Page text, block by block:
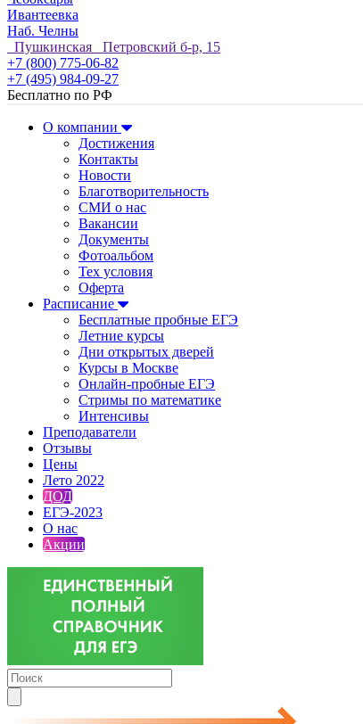
Ивантеевка
Наб. Челны
Пушкинская Петровский б-р, 15
+7 (800) 775-06-82
+7 (495) 984-09-27
Бесплатно по РФ
О компании
Достижения
Контакты
Новости
Благотворительность
СМИ о нас
Вакансии
Документы
Фотоальбом
Тех условия
Оферта
Расписание
Бесплатные пробные ЕГЭ
Летние курсы
Дни открытых дверей
Курсы в Москве
Онлайн-пробные ЕГЭ
Стримы по математике
Интенсивы
Преподаватели
Отзывы
Цены
Лето 2022
ДОД
ЕГЭ-2023
О нас
Акции